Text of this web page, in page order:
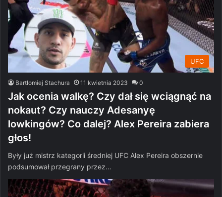
UFC
Bartłomiej Stachura 11 kwietnia 2023 0
Jak ocenia walkę? Czy dał się wciągnąć na
nokaut? Czy nauczy Adesanyę
lowkingów? Co dalej? Alex Pereira zabiera
głos!
Były już mistrz kategorii średniej UFC Alex Pereira obszernie
podsumował przegrany przez…